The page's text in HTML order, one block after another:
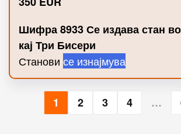
Шифра 8933 Се издава стан
кај Три Бисери
Станови се изнајмува
1 2 3 4 …